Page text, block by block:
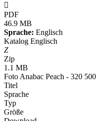

PDF
46.9 MB
Sprache: Englisch
Katalog Englisch
Z
Zip
1.1 MB
Foto Anabac Peach - 320 500
Titel
Sprache
Typ
Größe